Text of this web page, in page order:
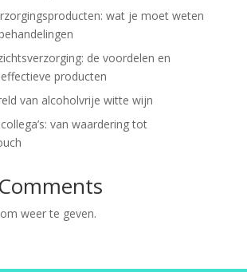
wat je moet weten
de voordelen en
producten
van alcoholvrije witte wijn
van waardering tot
weer te geven.